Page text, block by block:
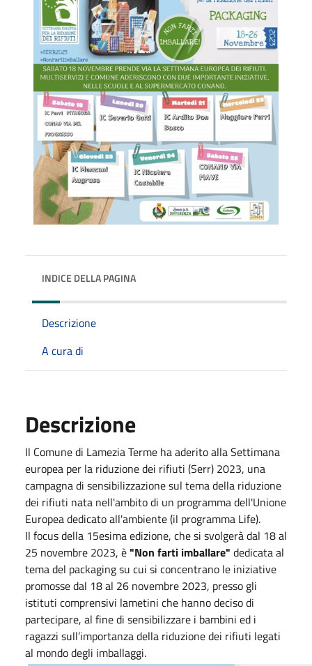
INDICE DELLA PAGINA
Descrizione
A cura di
Descrizione
Il Comune di Lamezia Terme ha aderito alla Settimana
europea per la riduzione dei rifiuti (Serr) 2023, una
campagna di sensibilizzazione sul tema della riduzione
dei rifiuti nata nell'ambito di un programma dell'Unione
Europea dedicato all'ambiente (il programma Life).
Il focus della 15esima edizione, che si svolgerà dal 18 al
25 novembre 2023, è"Non farti imballare" dedicata al
tema del packaging su cui si concentrano le iniziative
promosse dal 18 al 26 novembre 2023, presso gli
istituti comprensivi lametini che hanno deciso di
partecipare, al fine di sensibilizzare i bambini ed i
ragazzi sull’importanza della riduzione dei rifiuti legati
al mondo degli imballaggi.